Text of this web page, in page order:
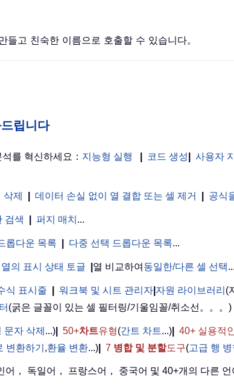
고 친숙한 이름으로 호출할 수 있습니다。
립니다
를 혁신하세요： 지능형 실행 코드 생성 사용자
삭제 데이터 손실 없이 열 결합 또는 셀 제거 공식
검색 퍼지 매치 ...
롭다운 목록 다중 선택 드롭다운 목록...
의 표시 상태 토글 열 비교하여 동일한/다른 셀 선택...
식 표시줄 워크북 및 시트 관리자 자원 라이브러리 (
(굵은 글꼴이 있는 셀 필터링/기울임꼴/취소선。。。)
문자 삭제 ...) 50+차트유형(간트 차트...) 40+ 실용적
변환하기 ,환율 변환...) 7 병합 및 분할도구(고급 행
， 독일어， 프랑스어， 중국어 및 40+개의 다른 언